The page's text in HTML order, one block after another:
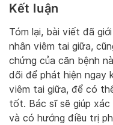
Kết luận
Tóm lại, bài viết đã
nhân viêm tai giữa,
chứng của căn bệnh
dõi để phát hiện ngay
viêm tai giữa, để có
tốt. Bác sĩ sẽ giúp xác
và có hướng điều trị